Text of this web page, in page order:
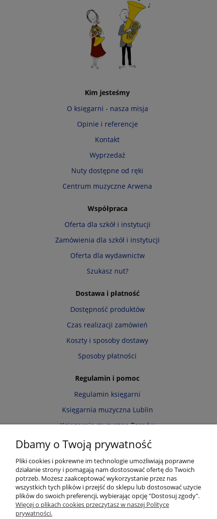
Kim jesteśmy
O księgarni - nasza misja
Opinie i referencje
Kontakt
Wyprzedaż
Nuty dostępne od ręki
Centrum muzyczne Arwena
Współpraca
Oferta dla szkół i instytucji
Zamówienia dla szkół i instytucji
Oferta dla wydawnictw
Szukasz nut?
Dostawa i płatność
Dostępność produktów
Czas realizacji zamówień
Koszty i sposoby dostawy
Sposoby płatności
Regulamin i pomoc
Regulamin księgarni
Księgarnia muzyczna Lublin
Księgarnia muzyczna Tarnów
Informacja o cookies
Zwroty i reklamacje
Moje konto
Twoje zamówienia
Dbamy o Twoją prywatność
Pliki cookies i pokrewne im technologie umożliwiają poprawne
działanie strony i pomagają nam dostosować ofertę do Twoich
potrzeb. Możesz zaakceptować wykorzystanie przez nas
wszystkich tych plików i przejść do sklepu lub dostosować użycie
plików do swoich preferencji, wybierając opcję "Dostosuj zgody".
Więcej o plikach cookies przeczytasz w naszej Polityce
prywatności.